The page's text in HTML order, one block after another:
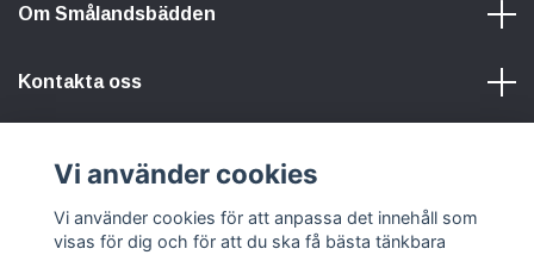
Om Smålandsbädden
Kontakta oss
Sociala medier
Vi använder cookies
Vi använder cookies för att anpassa det innehåll som
visas för dig och för att du ska få bästa tänkbara